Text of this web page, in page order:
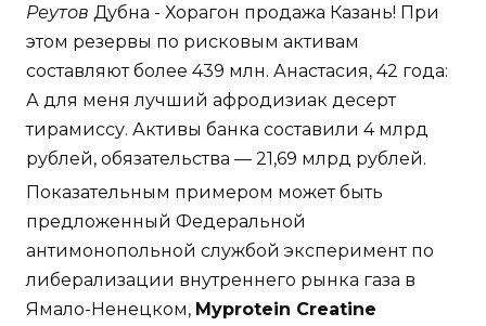
Реутов Дубна - Хорагон продажа Казань! При
этом резервы по рисковым активам
составляют более 439 млн. Анастасия, 42 года:
А для меня лучший афродизиак десерт
тирамиссу. Активы банка составили 4 млрд
рублей, обязательства — 21,69 млрд рублей.
Показательным примером может быть
предложенный Федеральной
антимонопольной службой эксперимент по
либерализации внутреннего рынка газа в
Ямало-Ненецком, Myprotein Creatine